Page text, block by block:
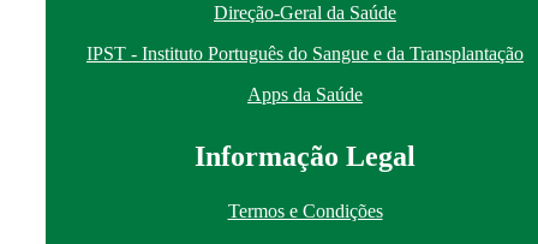
Direção-Geral da Saúde
IPST - Instituto Português do Sangue e da Transplantação
Apps da Saúde
Informação Legal
Termos e Condições